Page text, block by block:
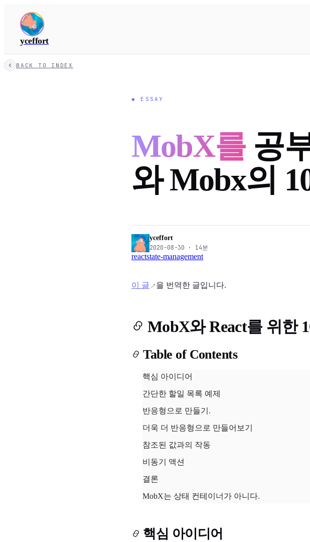
yceffort
BACK TO INDEX
◆ ESSAY
MobX를 공
와 Mobx의
yceffort
2020-08-30 · 14분
reactstate-management
이 글 을 번역한 글입니다.
MobX와 React를 위한
Table of Contents
핵심 아이디어
간단한 할일 목록 예제
반응형으로 만들기.
더욱 더 반응형으로 만들어보기
참조된 값과의 작동
비동기 액션
결론
MobX는 상태 컨테이너가 아니다.
핵심 아이디어